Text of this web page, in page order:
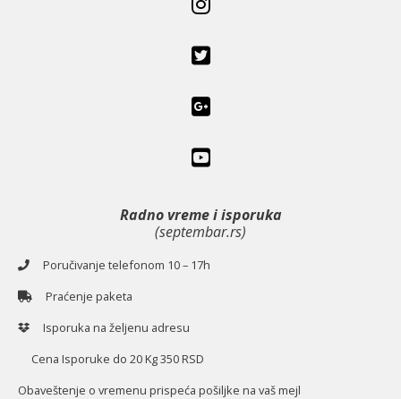
Radno vreme i isporuka
(septembar.rs)
Poručivanje telefonom 10 – 17h
Praćenje paketa
Isporuka na željenu adresu
Cena Isporuke do 20 Kg 350 RSD
Obaveštenje o vremenu prispeća pošiljke na vaš mejl